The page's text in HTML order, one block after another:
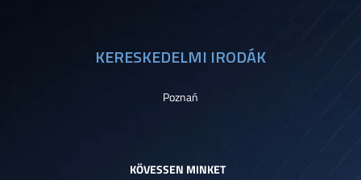
KERESKEDELMI IRODÁK
Poznań
KÖVESSEN MINKET